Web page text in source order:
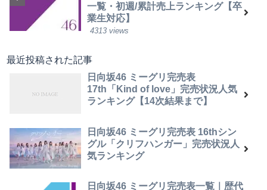
一覧・初週/累計売上ランキング【卒
業生対応】
4313 views
最近投稿された記事
日向坂46 ミーグリ完売表
17th「Kind of love」完売状況人気
ランキング【14次結果まで】
日向坂46 ミーグリ完売表 16thシン
グル「クリフハンガー」完売状況人
気ランキング
日向坂46 ミーグリ完売表一覧｜歴代